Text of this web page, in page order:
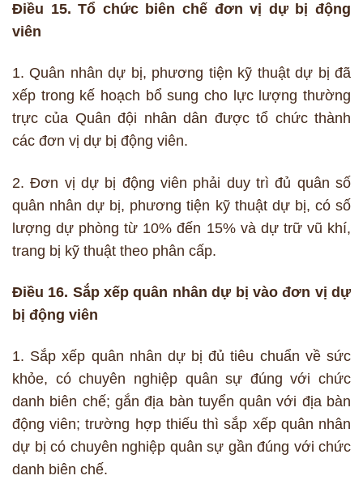
Điều 15. Tổ chức biên chế đơn vị dự bị động
viên
1. Quân nhân dự bị, phương tiện kỹ thuật dự bị đã
xếp trong kế hoạch bổ sung cho lực lượng thường
trực của Quân đội nhân dân được tổ chức thành
các đơn vị dự bị động viên.
2. Đơn vị dự bị động viên phải duy trì đủ quân số
quân nhân dự bị, phương tiện kỹ thuật dự bị, có số
lượng dự phòng từ 10% đến 15% và dự trữ vũ khí,
trang bị kỹ thuật theo phân cấp.
Điều 16. Sắp xếp quân nhân dự bị vào đơn vị dự
bị động viên
1. Sắp xếp quân nhân dự bị đủ tiêu chuẩn về sức
khỏe, có chuyên nghiệp quân sự đúng với chức
danh biên chế; gắn địa bàn tuyển quân với địa bàn
động viên; trường hợp thiếu thì sắp xếp quân nhân
dự bị có chuyên nghiệp quân sự gần đúng với chức
danh biên chế.